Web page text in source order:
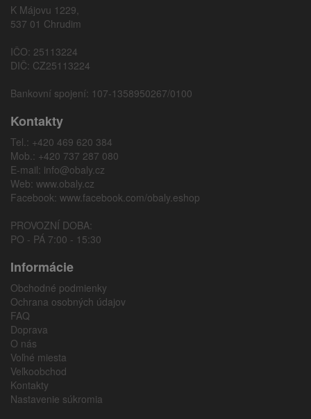
K Májovu 1229,
537 01 Chrudim
IČO: 25113224
DIČ: CZ25113224
Bankovní spojení: 107-1358950267/0100
Kontakty
Tel.: +420 469 620 384
Mob.: +420 737 287 080
E-mail: info@obaly.cz
Web: www.obaly.cz
Facebook: www.facebook.com/obaly.eshop
PROVOZNÍ DOBA:
PO - PÁ 7:00 - 15:30
Informácie
Obchodné podmienky
Ochrana osobných údajov
FAQ
Doprava
O nás
Voľné miesta
Veľkoobchod
Kontakty
Nastavenie súkromia